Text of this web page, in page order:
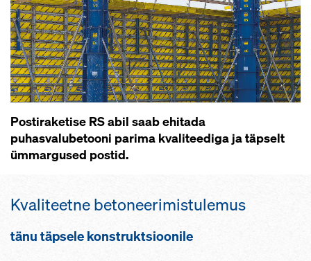
Postiraketise RS abil saab ehitada
puhasvalubetooni parima kvaliteediga ja täpselt
ümmargused postid.
Kvaliteetne betoneerimistulemus
tänu täpsele konstruktsioonile